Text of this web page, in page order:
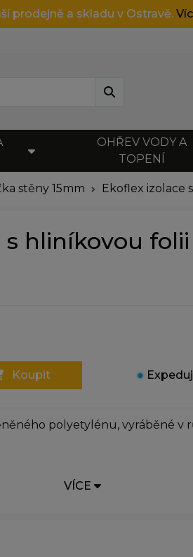
prodejně a skladu v Ostravě.
OHŘEV VODY A
TOPENÍ
stěny 15mm Ekoflex izolace
s hliníkovou folii
Koupit ●
polyetylénu, vyráběné v
VÍCE